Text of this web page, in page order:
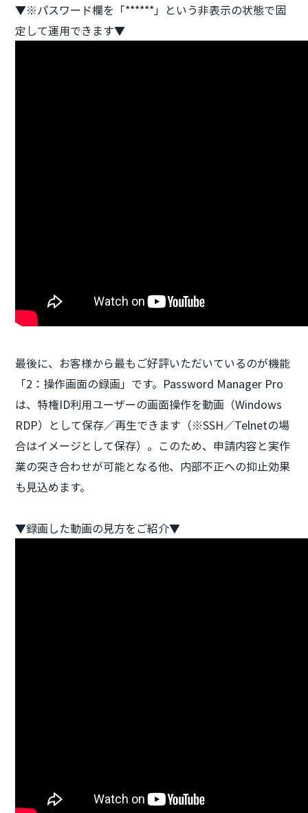
▼※パスワード欄を「******」という非表示の状態で固
定して運用できます▼
最後に、お客様から最もご好評いただいているのが機能
「2：操作画面の録画」です。Password Manager Pro
は、特権ID利用ユーザーの画面操作を動画（Windows
RDP）として保存／再生できます（※SSH／Telnetの場
合はイメージとして保存）。このため、申請内容と実作
業の突き合わせが可能となる他、内部不正への抑止効果
も見込めます。
▼録画した動画の見方をご紹介▼